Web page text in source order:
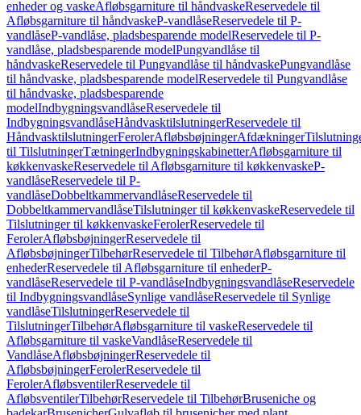
enheder og vaskeAfløbsgarniture til håndvaskeReservedele til
Afløbsgarniture til håndvaskeP-vandlåseReservedele til P-
vandlåseP-vandlåse, pladsbesparende modelReservedele til P-
vandlåse, pladsbesparende modelPungvandlåse til
håndvaskeReservedele til Pungvandlåse til håndvaskePungvandlåse
til håndvaske, pladsbesparende modelReservedele til Pungvandlåse
til håndvaske, pladsbesparende
modelIndbygningsvandlåseReservedele til
IndbygningsvandlåseHåndvasktilslutningerReservedele til
HåndvasktilslutningerFerolerAfløbsbøjningerAfdækninger
til TilslutningerTætningerIndbygningskabinetterAfløbsgarniture til
køkkenvaskeReservedele til Afløbsgarniture til køkkenvaskeP-
vandlåseReservedele til P-
vandlåseDobbeltkammervandlåseReservedele til
DobbeltkammervandlåseTilslutninger til køkkenvaskeReservedele til
Tilslutninger til køkkenvaskeFerolerReservedele til
FerolerAfløbsbøjningerReservedele til
AfløbsbøjningerTilbehørReservedele til TilbehørAfløbsgarniture til
enhederReservedele til Afløbsgarniture til enhederP-
vandlåseReservedele til P-vandlåseIndbygningsvandlåseReservedele
til IndbygningsvandlåseSynlige vandlåseReservedele til Synlige
vandlåseTilslutningerReservedele til
TilslutningerTilbehørAfløbsgarniture til vaskeReservedele til
Afløbsgarniture til vaskeVandlåseReservedele til
VandlåseAfløbsbøjningerReservedele til
AfløbsbøjningerFerolerReservedele til
FerolerAfløbsventilerReservedele til
AfløbsventilerTilbehørReservedele til TilbehørBruseniche og